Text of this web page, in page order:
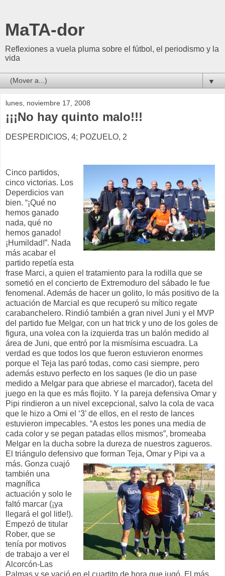
MaTA-dor
Reflexiones a vuela pluma sobre el fútbol, el periodismo y la
vida
▼
lunes, noviembre 17, 2008
¡¡¡No hay quinto malo!!!
DESPERDICIOS, 4; POZUELO, 2
Cinco partidos,
cinco victorias. Los
Deperdicios van
bien. “¡Qué no
hemos ganado
nada, qué no
hemos ganado!
¡Humildad!”. Nada
más acabar el
partido repetía esta
frase Marci, a quien el tratamiento para la rodilla que se
sometió en el concierto de Extremoduro del sábado le fue
fenomenal. Además de hacer un golito, lo más positivo de la
actuación de Marcial es que recuperó su mítico regate
carabanchelero. Rindió también a gran nivel Juni y el MVP
del partido fue Melgar, con un hat trick y uno de los goles de
figura, una volea con la izquierda tras un balón medido al
área de Juni, que entró por la mismísima escuadra. La
verdad es que todos los que fueron estuvieron enormes
porque el Teja las paró todas, como casi siempre, pero
además estuvo perfecto en los saques (le dio un pase
medido a Melgar para que abriese el marcador), faceta del
juego en la que es más flojito. Y la pareja defensiva Omar y
Pipi rindieron a un nivel excepcional, salvo la cola de vaca
que le hizo a Omi el ‘3’ de ellos, en el resto de lances
estuvieron impecables. “A estos les pones una media de
cada color y se pegan patadas ellos mismos”, bromeaba
Melgar en la ducha sobre la dureza de nuestros zagueros.
El triángulo defensivo que forman Teja, Omar y Pipi va a
más. Gonza cuajó
también una
magnífica
actuación y solo le
faltó marcar (¡ya
llegará el gol litle!).
Empezó de titular
Rober, que se
tenía por motivos
de trabajo a ver el
Alcorcón-Las